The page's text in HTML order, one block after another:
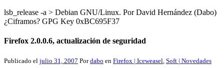
lsb_release -a > Debian GNU/Linux. Por David Hernández (Dabo)
¿Ciframos? GPG Key 0xBC695F37
Firefox 2.0.0.6, actualización de seguridad
Publicado el julio 31, 2007 Pordabo en Firefox | Iceweasel, Soft | Novedades